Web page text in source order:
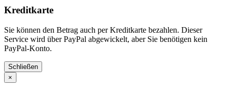
Kreditkarte
Sie können den Betrag auch per Kreditkarte bezahlen. Dieser
Service wird über PayPal abgewickelt, aber Sie benötigen kein
PayPal-Konto.
Schließen
×